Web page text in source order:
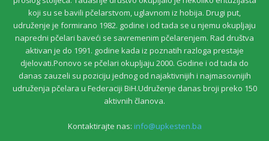
koji su se bavili pčelarstvom, uglavnom iz hobija. Drugi put,
udruženje je formirano 1982. godine i od tada se u njemu okupljaju
napredni pčelari baveći se savremenim pčelarenjem. Rad društva
aktivan je do 1991. godine kada iz poznatih razloga prestaje
djelovati.Ponovo se pčelari okupljaju 2000. Godine i od tada do
danas zauzeli su poziciju jednog od najaktivnijih i najmasovnijih
udruženja pčelara u Federaciji BiH.Udruženje danas broji preko 150
aktivnih članova.
Kontaktirajte nas: info@upkesten.ba